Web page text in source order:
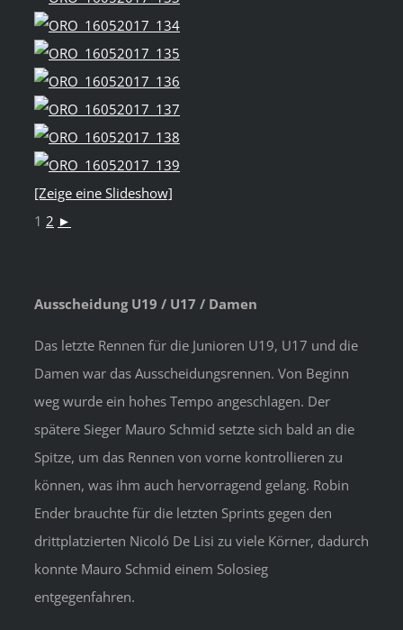
[Zeige eine Slideshow]
1 2 ►
Ausscheidung U19 / U17 / Damen
Das letzte Rennen für die Junioren U19, U17 und die
Damen war das Ausscheidungsrennen. Von Beginn
weg wurde ein hohes Tempo angeschlagen. Der
spätere Sieger Mauro Schmid setzte sich bald an die
Spitze, um das Rennen von vorne kontrollieren zu
können, was ihm auch hervorragend gelang. Robin
Ender brauchte für die letzten Sprints gegen den
drittplatzierten Nicoló De Lisi zu viele Körner, dadurch
konnte Mauro Schmid einem Solosieg
entgegenfahren.